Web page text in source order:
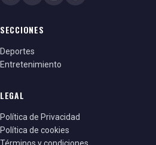
SECCIONES
Deportes
Entretenimiento
LEGAL
Política de Privacidad
Política de cookies
Términos y condiciones